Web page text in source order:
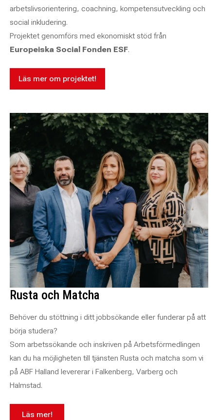
arbetslivsorientering, coachning, kompetensutveckling och
social inkludering.
Projektet genomförs med ekonomiskt stöd från
Europeiska Social Fonden ESF.
Läs mer om projektet!
Rusta och Matcha
Behöver du stöttning i ditt jobbsökande eller funderar på att
börja studera?
Som arbetssökande och inskriven på Arbetsförmedlingen
kan du ha möjligheten till tjänsten Rusta och matcha som vi
på ABF Halland levererar i Falkenberg, Varberg och
Halmstad.
Läs mer!